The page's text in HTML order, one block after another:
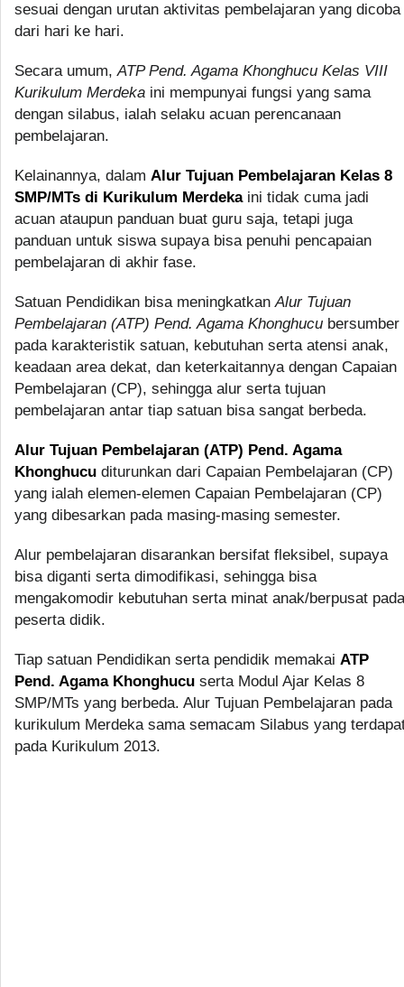
sesuai dengan urutan aktivitas pembelajaran yang dicoba
dari hari ke hari.
Secara umum,ATP Pend. Agama Khonghucu Kelas VIII
Kurikulum Merdeka ini mempunyai fungsi yang sama
dengan silabus, ialah selaku acuan perencanaan
pembelajaran.
Kelainannya, dalam Alur Tujuan Pembelajaran Kelas 8
SMP/MTs di Kurikulum Merdekaini tidak cuma jadi
acuan ataupun panduan buat guru saja, tetapi juga
panduan untuk siswa supaya bisa penuhi pencapaian
pembelajaran di akhir fase.
Satuan Pendidikan bisa meningkatkanAlur Tujuan
Pembelajaran (ATP) Pend. Agama Khonghucu bersumber
pada karakteristik satuan, kebutuhan serta atensi anak,
keadaan area dekat, dan keterkaitannya dengan Capaian
Pembelajaran (CP), sehingga alur serta tujuan
pembelajaran antar tiap satuan bisa sangat berbeda.
Alur Tujuan Pembelajaran (ATP) Pend. Agama
Khonghucu diturunkan dari Capaian Pembelajaran (CP)
yang ialah elemen-elemen Capaian Pembelajaran (CP)
yang dibesarkan pada masing-masing semester.
Alur pembelajaran disarankan bersifat fleksibel, supaya
bisa diganti serta dimodifikasi, sehingga bisa
mengakomodir kebutuhan serta minat anak/berpusat pada
peserta didik.
Tiap satuan Pendidikan serta pendidik memakai ATP
Pend. Agama Khonghucu serta Modul Ajar Kelas 8
SMP/MTs yang berbeda. Alur Tujuan Pembelajaran pada
kurikulum Merdeka sama semacam Silabus yang
pada Kurikulum 2013.